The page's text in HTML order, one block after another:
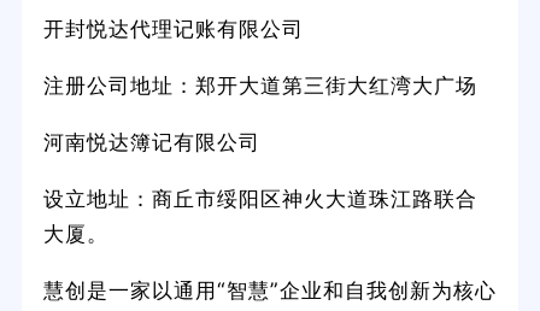
开封悦达代理记账有限公司
注册公司地址：郑开大道第三街大红湾大广场
河南悦达簿记有限公司
设立地址：商丘市绥阳区神火大道珠江路联合
大厦。
慧创是一家以通用“智慧”企业和自我创新为核心